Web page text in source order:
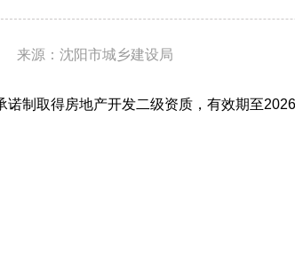
来源：沈阳市城乡建设局
制取得房地产开发二级资质，有效期至